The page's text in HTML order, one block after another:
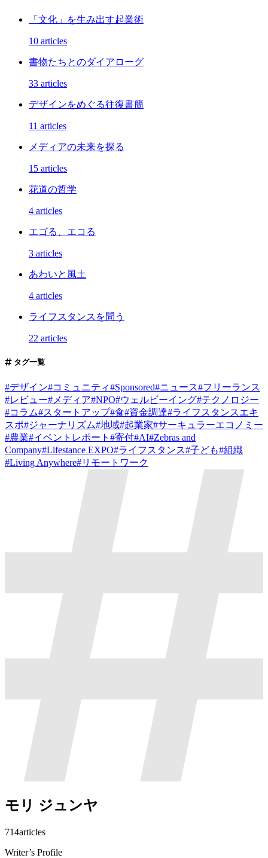
「文化」を生み出す起業術
10 articles
書物たちとのダイアローグ
33 articles
デザインをめぐる往復書簡
11 articles
メディアの未来を探る
15 articles
花道の哲学
4 articles
エゴる、エコる
3 articles
あわいと風土
4 articles
ライフスタンスを問う
22 articles
タグ一覧
#デザイン#コミュニティ#Sponsored#ニュース#フリーランス
#レビュー# メディア#NPO#ウェルビーイング#テクノロジー
#コラム#スタートアップ#食#資金調達#ライフスタンスエキ
スポ#ジャーナリズム#地域#起業家#サーキュラーエコノミー
#農業#イベントレポート #寄付#AI#Zebras and
Company#Lifestance EXPO#ライフスタンス#子ども#組織
#Living Anywhere#リモートワーク
モリ ジュンヤ
714articles
Writer’s Profile